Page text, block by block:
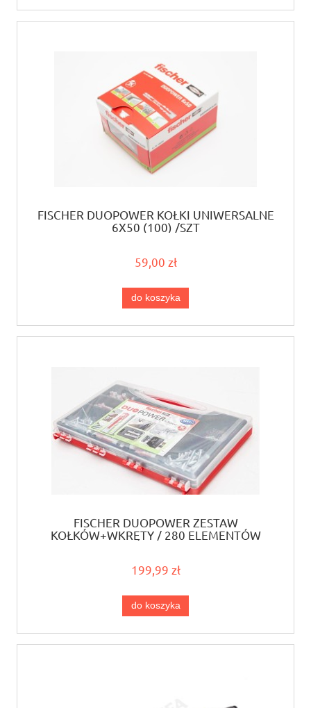
FISCHER DUOPOWER KOŁKI UNIWERSALNE
6X50 (100) /SZT
59,00 zł
do koszyka
FISCHER DUOPOWER ZESTAW
KOŁKÓW+WKRĘTY / 280 ELEMENTÓW
199,99 zł
do koszyka